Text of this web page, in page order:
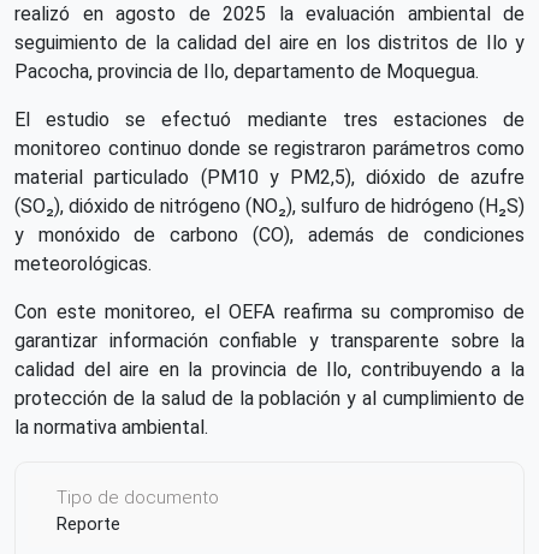
realizó en agosto de 2025 la evaluación ambiental de
seguimiento de la calidad del aire en los distritos de Ilo y
Pacocha, provincia de Ilo, departamento de Moquegua.
El estudio se efectuó mediante tres estaciones de
monitoreo continuo donde se registraron parámetros como
material particulado (PM10 y PM2,5), dióxido de azufre
(SO₂), dióxido de nitrógeno (NO₂), sulfuro de hidrógeno (H₂S)
y monóxido de carbono (CO), además de condiciones
meteorológicas.
Con este monitoreo, el OEFA reafirma su compromiso de
garantizar información confiable y transparente sobre la
calidad del aire en la provincia de Ilo, contribuyendo a la
protección de la salud de la población y al cumplimiento de
la normativa ambiental.
Tipo de documento
Reporte